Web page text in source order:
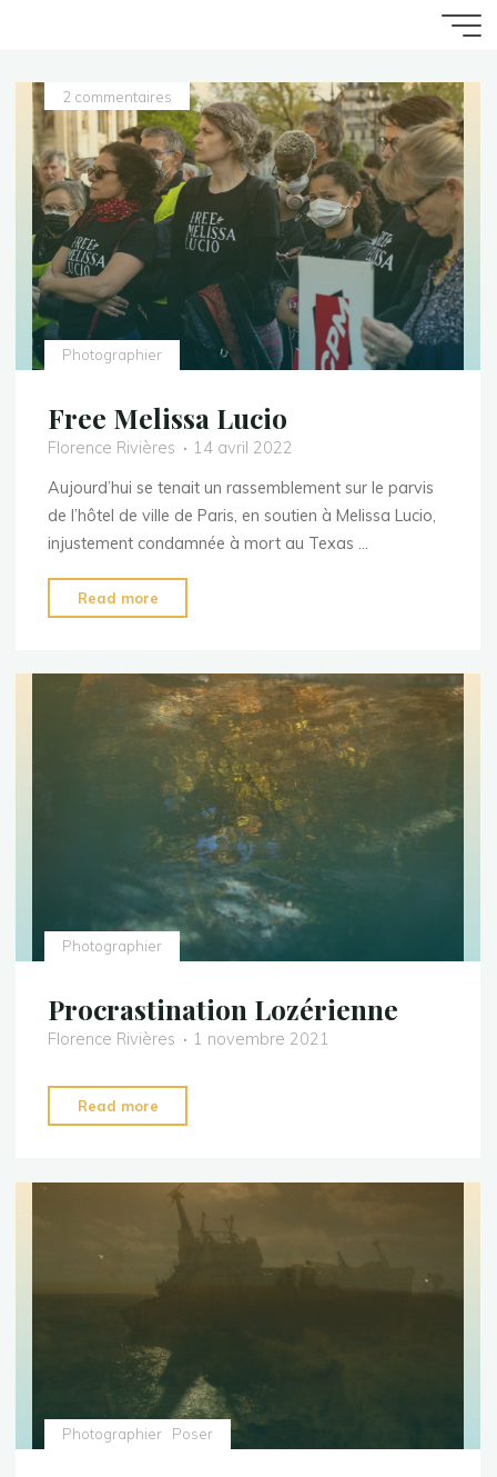
Photographier
2 commentaires
Free Melissa Lucio
Florence Rivières
14 avril 2022
Aujourd’hui se tenait un rassemblement sur le parvis
de l’hôtel de ville de Paris, en soutien à Melissa Lucio,
injustement condamnée à mort au Texas …
Read more
Melissa
Photographier
Procrastination Lozérienne
Florence Rivières 1 novembre 2021
Read more
Lozérienne"
Photographier Poser